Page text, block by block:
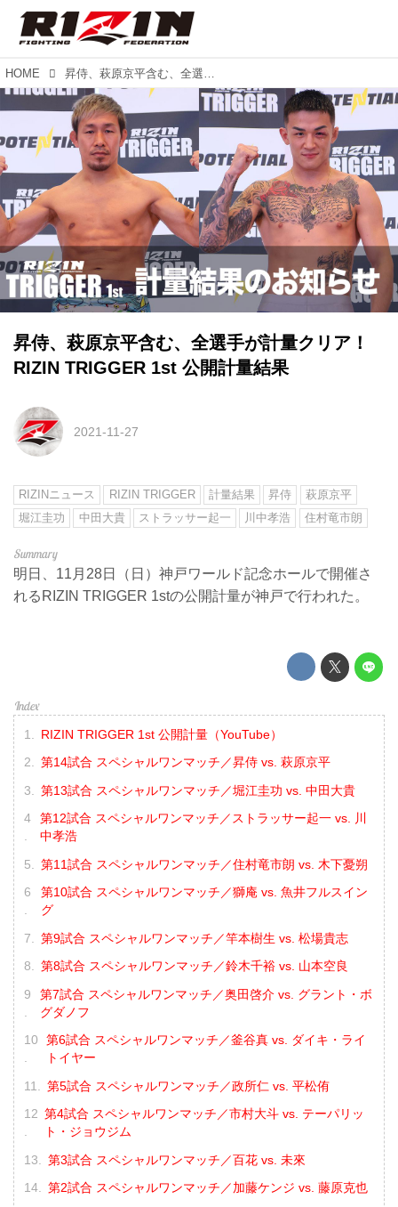
HOME 昇侍、萩原京平含む、全選手が計量クリア！RIZIN TRIGGER 1st 公開計量結果
昇侍、萩原京平含む、全選手が計量クリア！
RIZIN TRIGGER 1st 公開計量結果
2021-11-27
RIZINニュース RIZIN TRIGGER 計量結果 昇侍
萩原京平
堀江圭功
中田大貴 ストラッサー起一 川中孝浩 住村竜市朗
明日、11月28日（日）神戸ワールド記念ホールで開催さ
れるRIZIN TRIGGER 1stの公開計量が神戸で行われた。
RIZIN TRIGGER 1st 公開計量（YouTube）
第14試合 スペシャルワンマッチ／昇侍 vs. 萩原京平
第13試合 スペシャルワンマッチ／堀江圭功 vs. 中田大貴
第12試合 スペシャルワンマッチ／ストラッサー起一 vs. 川
中孝浩
第11試合 スペシャルワンマッチ／住村竜市朗 vs. 木下憂朔
第10試合 スペシャルワンマッチ／獅庵 vs. 魚井フルスイン
グ
第9試合 スペシャルワンマッチ／竿本樹生 vs. 松場貴志
第8試合 スペシャルワンマッチ／鈴木千裕 vs. 山本空良
第7試合 スペシャルワンマッチ／奥田啓介 vs. グラント・ボ
グダノフ
第6試合 スペシャルワンマッチ／釜谷真 vs. ダイキ・ライ
トイヤー
第5試合 スペシャルワンマッチ／政所仁 vs. 平松侑
第4試合 スペシャルワンマッチ／市村大斗 vs. テーパリッ
ト・ジョウジム
第3試合 スペシャルワンマッチ／百花 vs. 未來
第2試合 スペシャルワンマッチ／加藤ケンジ vs. 藤原克也